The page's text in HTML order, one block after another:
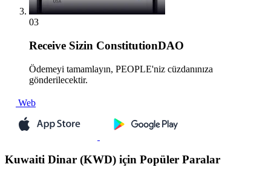
03
Receive Sizin ConstitutionDAO
Ödemeyi tamamlayın, PEOPLE'niz cüzdanınıza
gönderilecektir.
Web
Kuwaiti Dinar (KWD) için Popüler Paralar